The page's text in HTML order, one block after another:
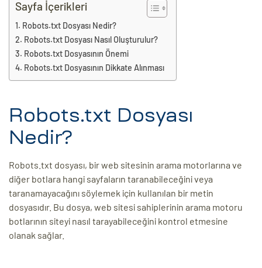
Aday
Sayfa İçerikleri
Robots.txt Dosyası Nedir?
Robots.txt Dosyası Nasıl Oluşturulur?
Robots.txt Dosyasının Önemi
Robots.txt Dosyasının Dikkate Alınması
Robots.txt Dosyası
Nedir?
Robots.txt dosyası, bir web sitesinin arama motorlarına ve
diğer botlara hangi sayfaların taranabileceğini veya
taranamayacağını söylemek için kullanılan bir metin
dosyasıdır. Bu dosya, web sitesi sahiplerinin arama motoru
botlarının siteyi nasıl tarayabileceğini kontrol etmesine
olanak sağlar.